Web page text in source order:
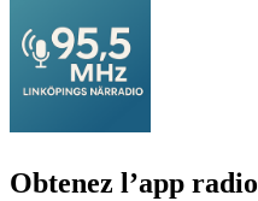
Obtenez l’app